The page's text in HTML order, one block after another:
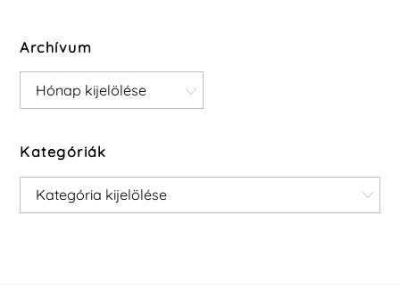
Archívum
Archívum
Kategóriák
Kategóriák